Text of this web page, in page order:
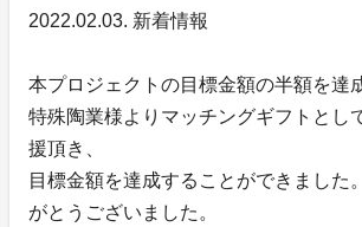
2022.02.03. 新着情報
本プロジェクトの目標金額の半額を達
特殊陶業様よりマッチングギフトとし
援頂き、
目標金額を達成することができました
がとうございました。